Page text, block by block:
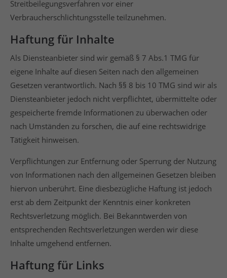
Streitbeilegungsverfahren vor einer
Verbraucherschlichtungsstelle teilzunehmen.
Haftung für Inhalte
Als Diensteanbieter sind wir gemäß § 7 Abs.1 TMG für
eigene Inhalte auf diesen Seiten nach den allgemeinen
Gesetzen verantwortlich. Nach §§ 8 bis 10 TMG sind wir als
Diensteanbieter jedoch nicht verpflichtet, übermittelte oder
gespeicherte fremde Informationen zu überwachen oder
nach Umständen zu forschen, die auf eine rechtswidrige
Tätigkeit hinweisen.
Verpflichtungen zur Entfernung oder Sperrung der Nutzung
von Informationen nach den allgemeinen Gesetzen bleiben
hiervon unberührt. Eine diesbezügliche Haftung ist jedoch
erst ab dem Zeitpunkt der Kenntnis einer konkreten
Rechtsverletzung möglich. Bei Bekanntwerden von
entsprechenden Rechtsverletzungen werden wir diese
Inhalte umgehend entfernen.
Haftung für Links